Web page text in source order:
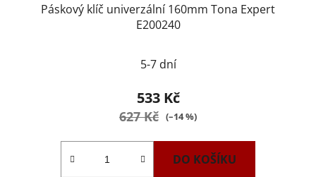
Páskový klíč univerzální 160mm Tona Expert
E200240
5-7 dní
533 Kč
627 Kč (–14 %)
DO KOŠÍKU